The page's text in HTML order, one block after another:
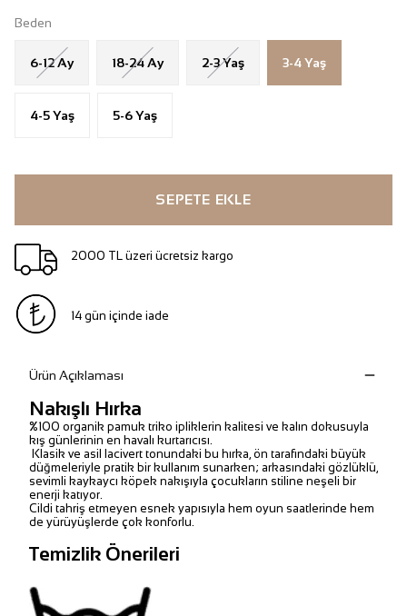
Beden
6-12 Ay 18-24 Ay 2-3 Yaş 3-4 Yaş
4-5 Yaş 5-6 Yaş
SEPETE EKLE
2000 TL üzeri ücretsiz kargo
14 gün içinde iade
Ürün Açıklaması
Nakışlı Hırka
%100 organik pamuk triko ipliklerin kalitesi ve kalın dokusuyla
kış günlerinin en havalı kurtarıcısı.
Klasik ve asil lacivert tonundaki bu hırka, ön tarafındaki büyük
düğmeleriyle pratik bir kullanım sunarken; arkasındaki gözlüklü,
sevimli kaykaycı köpek nakışıyla çocukların stiline neşeli bir
enerji katıyor.
Cildi tahriş etmeyen esnek yapısıyla hem oyun saatlerinde hem
de yürüyüşlerde çok konforlu.
Temizlik Önerileri